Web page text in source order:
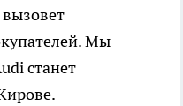
Мы
станет